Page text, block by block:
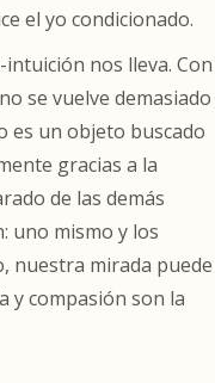
el yo condicionado.
nos lleva. Con
se vuelve demasiado
es un objeto buscado
gracias a la
de las demás
uno mismo y los
nuestra mirada puede
y compasión son la